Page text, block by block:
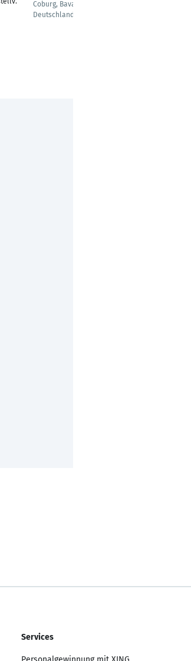
Coburg, Bavaria,
Deutschland
Services